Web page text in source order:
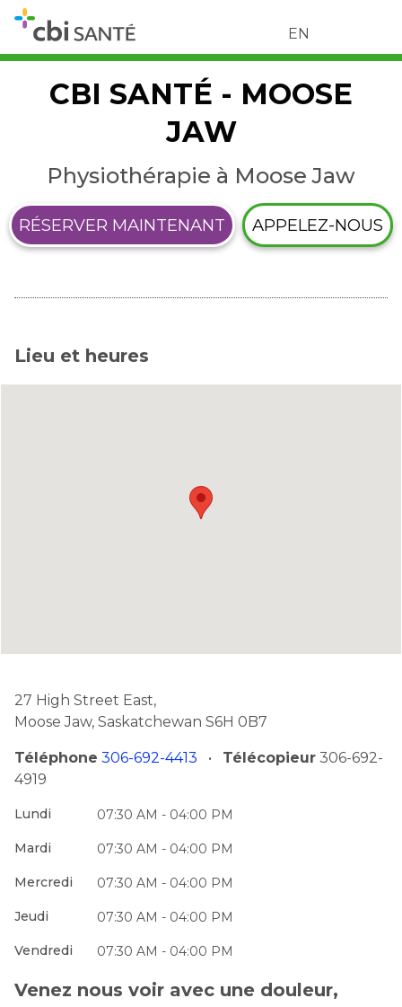
EN
CBI SANTÉ - MOOSE
JAW
Physiothérapie à Moose Jaw
RÉSERVER MAINTENANT APPELEZ-NOUS
Lieu et heures
27 High Street East,
Moose Jaw, Saskatchewan S6H 0B7
Téléphone 306-692-4413 • Télécopieur 306-692-
4919
Lundi 07:30 AM - 04:00 PM
Mardi 07:30 AM - 04:00 PM
Mercredi 07:30 AM - 04:00 PM
Jeudi 07:30 AM - 04:00 PM
Vendredi 07:30 AM - 04:00 PM
Venez nous voir avec une douleur,